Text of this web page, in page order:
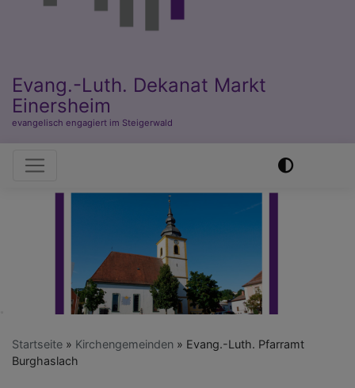
Evang.-Luth. Dekanat Markt
Einersheim
evangelisch engagiert im Steigerwald
Hauptnavigation
Startseite Kirchengemeinden
Evang.-Luth. Pfarramt
Burghaslach